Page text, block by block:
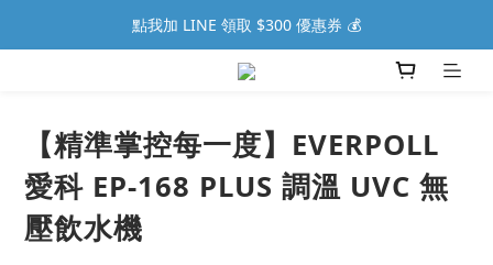
點我加 LINE 領取 $300 優惠券 💰
【精準掌控每一度】EVERPOLL
愛科 EP-168 PLUS 調溫 UVC 無
壓飲水機